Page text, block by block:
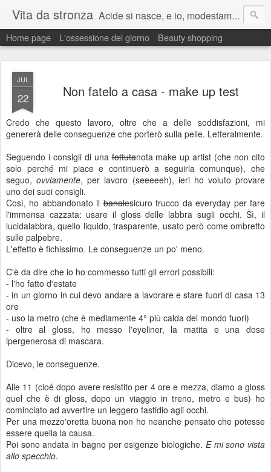
Vita da stronza Acide si nasce, e io, modestamente, lo nacqui.
Ma anche un paio di calci nel culo presi nella vita aiutano sempre a migliorare.
Home page L'ossessione del giorno Beauty shopping
JUL
22 Non fatelo a casa - make up test
Credo che questo lavoro, oltre che a delle soddisfazioni, mi
genererà delle conseguenze che porterò sulla pelle. Letteralmente.
Seguendo i consigli di unafottutanota make up artist (che non cito
solo perché mi piace e continuerò a seguirla comunque), che
seguo,ovviamente, per lavoro (seeeeeh), ieri ho voluto provare
uno dei suoi consigli.
Così, ho abbandonato ilbanalesicuro trucco da everyday per fare
l'immensa cazzata: usare il gloss delle labbra sugli occhi. Sì, il
lucidalabbra, quello liquido, trasparente, usato però come ombretto
sulle palpebre.
L'effetto è fichissimo. Le conseguenze un po' meno.
C'è da dire che io ho commesso tutti gli errori possibili:
- l'ho fatto d'estate
- in un giorno in cui devo andare a lavorare e stare fuori di casa 13
ore
- uso la metro (che è mediamente 4° più calda del mondo fuori)
- oltre al gloss, ho messo l'eyeliner, la matita e una dose
ipergenerosa di mascara.
Dicevo, le conseguenze.
Alle 11 (cioé dopo avere resistito per 4 ore e mezza, diamo a gloss
quel che è di gloss, dopo un viaggio in treno, metro e bus) ho
cominciato ad avvertire un leggero fastidio agli occhi.
Per una mezzo'oretta buona non ho neanche pensato che potesse
essere quella la causa.
Poi sono andata in bagno per esigenze biologiche. E mi sono vista
allo specchio.